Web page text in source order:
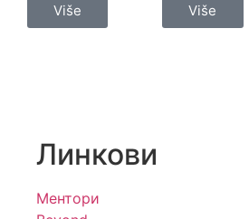
Više Više
Линкови
Ментори